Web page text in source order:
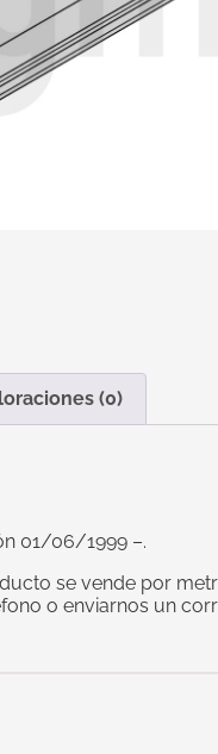
(0)
01/06/1999 –.
se vende por
o enviarnos un